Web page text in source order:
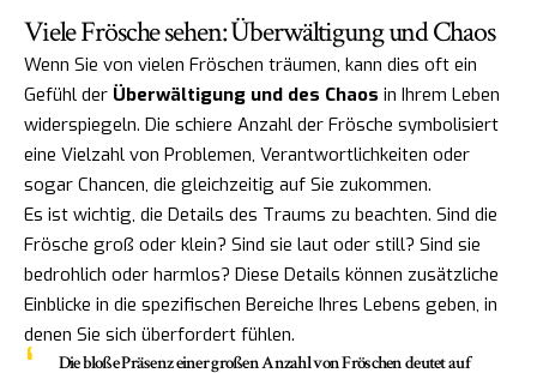
Viele Frösche sehen: Überwältigung und Chaos
Wenn Sie von vielen Fröschen träumen, kann dies oft ein
Gefühl der Überwältigung und des Chaos in Ihrem Leben
widerspiegeln. Die schiere Anzahl der Frösche symbolisiert
eine Vielzahl von Problemen, Verantwortlichkeiten oder
sogar Chancen, die gleichzeitig auf Sie zukommen.
Es ist wichtig, die Details des Traums zu beachten. Sind die
Frösche groß oder klein? Sind sie laut oder still? Sind sie
bedrohlich oder harmlos? Diese Details können zusätzliche
Einblicke in die spezifischen Bereiche Ihres Lebens geben, in
denen Sie sich überfordert fühlen.
Die bloße Präsenz einer großen Anzahl von Fröschen deutet auf